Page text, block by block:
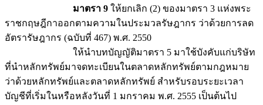
มาตรา 9 ให้ยกเลิก (2) ของมาตรา 3 แห่งพระ
ราชกฤษฎีกาออกตามความในประมวลรัษฎากร ว่าด้วยการลด
อัตรารัษฎากร (ฉบับที่ 467) พ.ศ. 2550
ให้นำบทบัญญัติมาตรา 5 มาใช้บังคับแก่บริษัท
ที่นำหลักทรัพย์มาจดทะเบียนในตลาดหลักทรัพย์ตามกฎหมาย
ว่าด้วยหลักทรัพย์และตลาดหลักทรัพย์ สำหรับรอบระยะเวลา
บัญชีที่เริ่มในหรือหลังวันที่ 1 มกราคม พ.ศ. 2555 เป็นต้นไป